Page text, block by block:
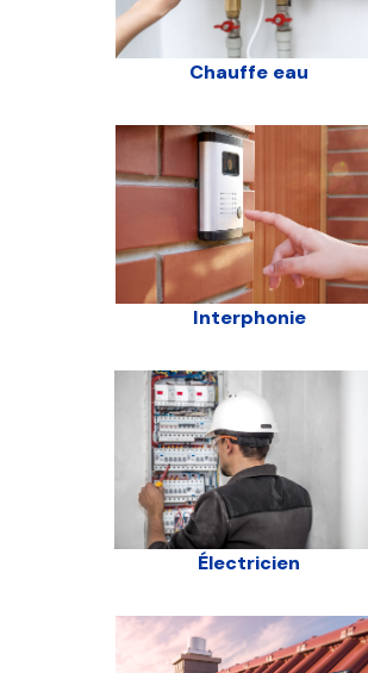
Chauffe eau
Interphonie
Électricien